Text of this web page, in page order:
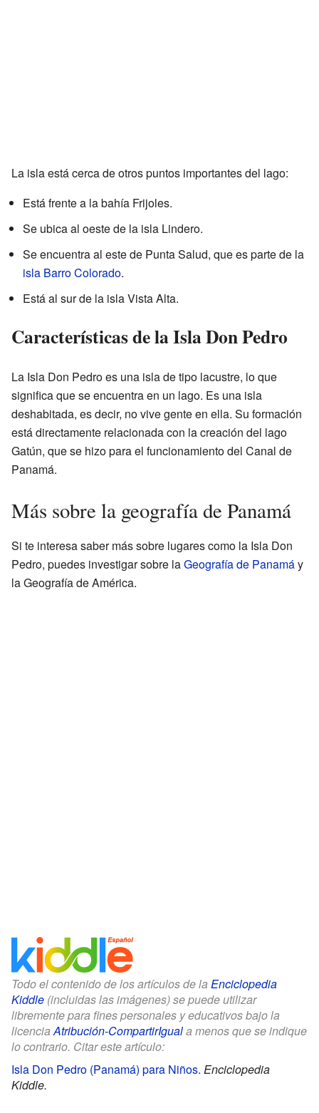
La isla está cerca de otros puntos importantes del lago:
Está frente a la bahía Frijoles.
Se ubica al oeste de la isla Lindero.
Se encuentra al este de Punta Salud, que es parte de la
isla Barro Colorado.
Está al sur de la isla Vista Alta.
Características de la Isla Don Pedro
La Isla Don Pedro es una isla de tipo lacustre, lo que
significa que se encuentra en un lago. Es una isla
deshabitada, es decir, no vive gente en ella. Su formación
está directamente relacionada con la creación del lago
Gatún, que se hizo para el funcionamiento del Canal de
Panamá.
Más sobre la geografía de Panamá
Si te interesa saber más sobre lugares como la Isla Don
Pedro, puedes investigar sobre laGeografía de Panamáy
la Geografía de América.
Todo el contenido de los artículos de la Enciclopedia
Kiddle (incluidas las imágenes) se puede utilizar
libremente para fines personales y educativos bajo la
licenciaAtribución-CompartirIguala menos que se indique
lo contrario. Citar este artículo:
Isla Don Pedro (Panamá) para Niños. Enciclopedia
Kiddle.